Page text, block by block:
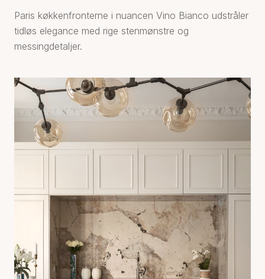
Paris køkkenfronterne i nuancen Vino Bianco udstråler
tidløs elegance med rige stenmønstre og
messingdetaljer.